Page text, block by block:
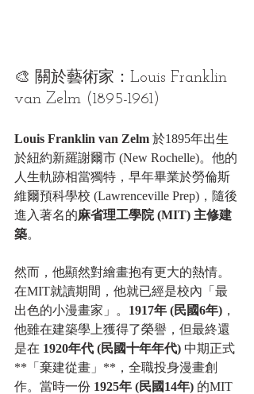
🎨 關於藝術家：Louis Franklin
van Zelm (1895-1961)
Louis Franklin van Zelm 於1895年出生
於紐約新羅謝爾市 (New Rochelle)。他的
人生軌跡相當獨特，早年畢業於勞倫斯
維爾預科學校 (Lawrenceville Prep)，隨後
進入著名的麻省理工學院 (MIT) 主修建
築。
然而，他顯然對繪畫抱有更大的熱情。
在MIT就讀期間，他就已經是校內「最
出色的小漫畫家」。 1917年 (民國6年) ，
他雖在建築學上獲得了榮譽，但最終還
是在 1920年代 (民國十年年代) 中期正式
**「棄建從畫」**，全職投身漫畫創
作。當時一份 1925年 (民國14年) 的MIT